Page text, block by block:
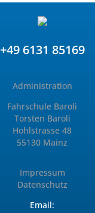
+49 6131 85169
Administration
Fahrschule Baroli
Torsten Baroli
Hohlstrasse 48
55130 Mainz
Impressum
Datenschutz
Email: